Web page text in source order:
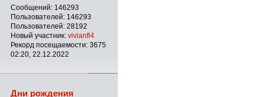
Сообщений: 146293
Пользователей: 146293
Пользователей: 28192
Новый участник: vivianfl4
Рекорд посещаемости: 3675
02:20, 22.12.2022
Дни рождения